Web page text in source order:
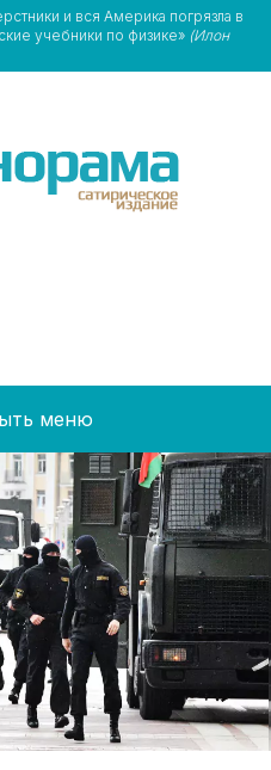
и вся Америка погрязла в
учебники по физике» (Илон
меню